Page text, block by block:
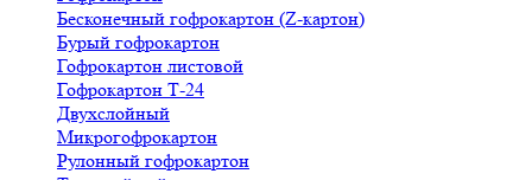
Бесконечный гофрокартон (Z-картон)
Бурый гофрокартон
Гофрокартон листовой
Гофрокартон Т-24
Двухслойный
Микрогофрокартон
Рулонный гофрокартон